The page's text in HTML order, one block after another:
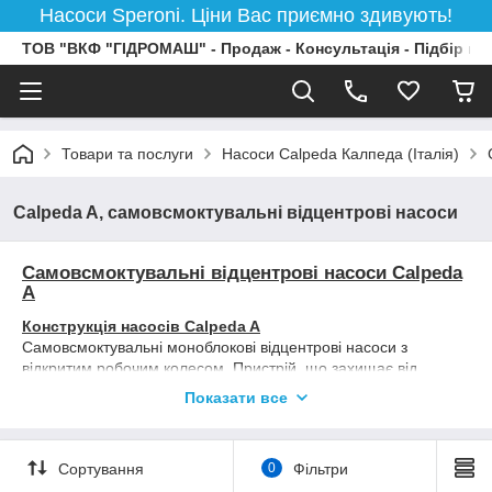
Насоси Speroni. Ціни Вас приємно здивують!
ТОВ "ВКФ "ГІДРОМАШ" - Продаж - Консультація - Підбір
Товари та послуги Насоси Calpeda Калпеда (Італія)
Calpeda A, самовсмоктувальні відцентрові насоси
Самовсмоктувальні відцентрові насоси Calpeda
A
Конструкція насосів Calpeda A
Самовсмоктувальні моноблокові відцентрові насоси з
відкритим робочим колесом. Пристрій, що захищає від
зворотного всмоктування, вбудований у всмоктувальний
Насос здійснює самоусмоктування, навіть якщо він
Показати все
Сортування 0 Фільтри